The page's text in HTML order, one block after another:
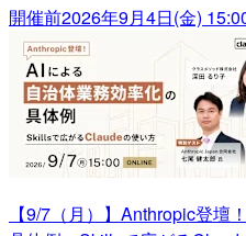
開催前2026年9月4日(金)
【9/7（月）】Anthropic登壇